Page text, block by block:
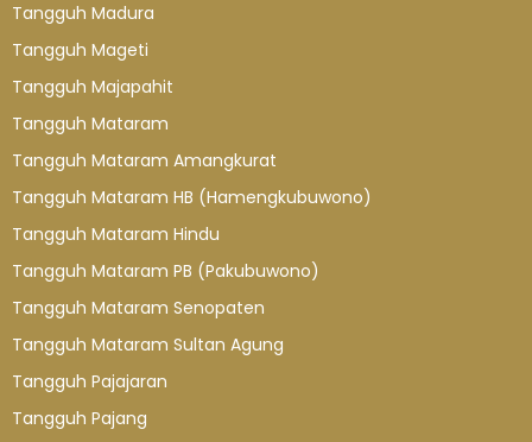
Tangguh Madura
Tangguh Mageti
Tangguh Majapahit
Tangguh Mataram
Tangguh Mataram Amangkurat
Tangguh Mataram HB (Hamengkubuwono)
Tangguh Mataram Hindu
Tangguh Mataram PB (Pakubuwono)
Tangguh Mataram Senopaten
Tangguh Mataram Sultan Agung
Tangguh Pajajaran
Tangguh Pajang